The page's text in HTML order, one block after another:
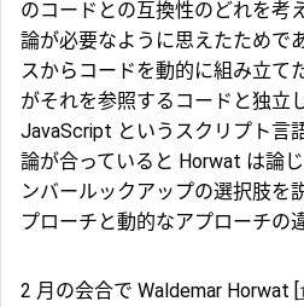
のコードとの互換性のどれを考
論が必要なように思えたためで
スからコードを動的に組み立て
がそれを参照するコードと独立
JavaScript というスクリプト言
論が合っていると Horwat は論
ンバールックアップの選択肢を
プローチと動的なアプローチの
2 月の会合で Waldemar Horwat [